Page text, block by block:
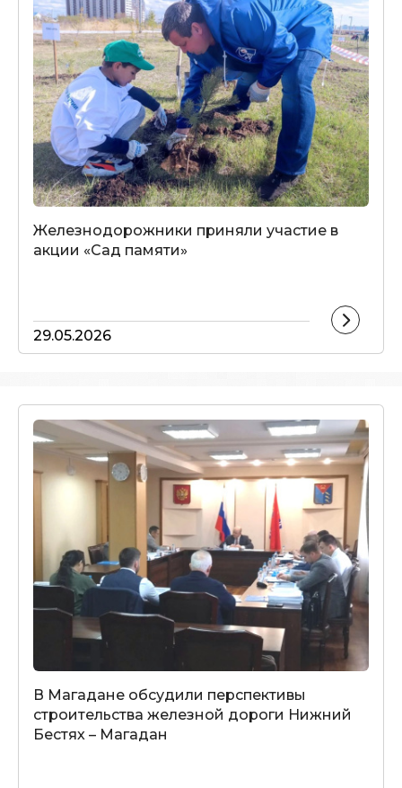
Железнодорожники приняли участие в
акции «Сад памяти»
29.05.2026
В Магадане обсудили перспективы
строительства железной дороги Нижний
Бестях – Магадан